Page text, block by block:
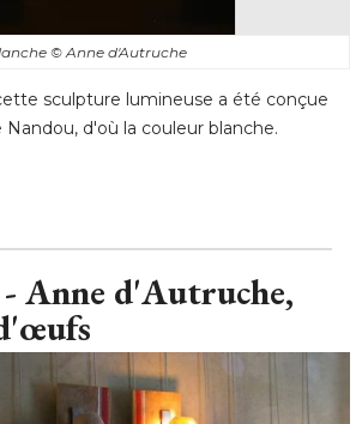
© Anne d'Autruche
sculpture lumineuse a été conçue
d'où la couleur blanche.
Anne d'Autruche,